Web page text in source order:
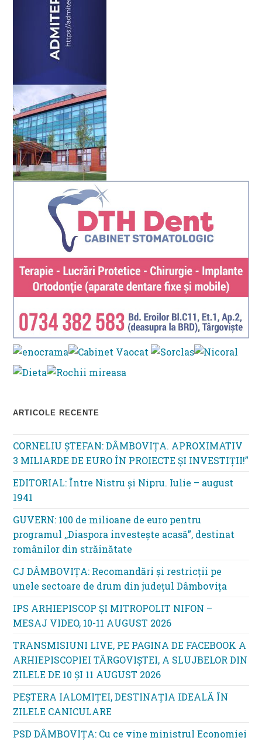
ARTICOLE RECENTE
CORNELIU ȘTEFAN: DÂMBOVIȚA. APROXIMATIV
3 MILIARDE DE EURO ÎN PROIECTE ȘI INVESTIȚII!”
EDITORIAL: Între Nistru şi Nipru. Iulie – august
1941
GUVERN: 100 de milioane de euro pentru
programul ,,Diaspora investește acasă”, destinat
românilor din străinătate
CJ DÂMBOVIȚA: Recomandări și restricții pe
unele sectoare de drum din județul Dâmbovița
IPS ARHIEPISCOP ȘI MITROPOLIT NIFON –
MESAJ VIDEO, 10-11 AUGUST 2026
TRANSMISIUNI LIVE, PE PAGINA DE FACEBOOK A
ARHIEPISCOPIEI TÂRGOVIȘTEI, A SLUJBELOR DIN
ZILELE DE 10 ȘI 11 AUGUST 2026
PEȘTERA IALOMIȚEI, DESTINAȚIA IDEALĂ ÎN
ZILELE CANICULARE
PSD DÂMBOVIȚA: Cu ce vine ministrul Economiei